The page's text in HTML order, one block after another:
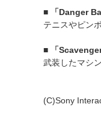
■ 「Danger
テニスやピン
■ 「
武装したマシ
(C)Sony